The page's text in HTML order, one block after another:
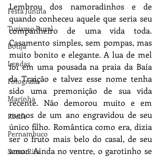
Festa Junina
Turismo Rural
Botija
Lendas
Fotografia
Marinha
Recife
Pernambuco
Santa Rita
Lembrou dos namoradinhos e de
quando conheceu aquele que seria seu
companheiro de uma vida toda.
Casamento simples, sem pompas, mas
muito bonito e elegante. A lua de mel
foi em uma pousada na praia da Baía
da Traição e talvez esse nome tenha
sido uma premonição de sua vida
recente. Não demorou muito e em
menos de um ano engravidou de seu
único filho. Romântica como era, dizia
ser o fruto mais belo do casal, de seu
amor. Ainda no ventre, o garotinho se